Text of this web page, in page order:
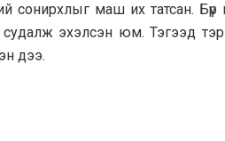
сонирхлыг маш их татсан.
эхэлсэн юм. Тэгээд тэр
дээ.